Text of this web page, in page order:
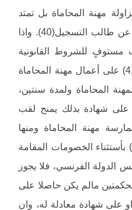
مهنة المحاماة بل تمتد
الى التحري وجمع المعلومات عن طالب التسجيل(40). واذا
مستوفٍ للشروط القانونية
فأنه يقرر قبوله في التدريب(41) على أعمال مهنة المحاماة
المحاماة ولمدة سنتين،
على شهادة بذلك يمنح لقب
مهنة المحاماة ومنها
التوكل في خصومات الغير(42) بأستثناء الخصومات المقامة
الدولة الفرنسي، فلا يجوز
مالم يكن حاصلا على
على شهادة معادلة له، وان